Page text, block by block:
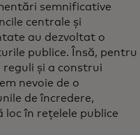
semnificative
centrale și
au dezvoltat o
publice. Însă, pentru
reguli și a construi
nevoie de o
de încredere,
loc în rețelele publice